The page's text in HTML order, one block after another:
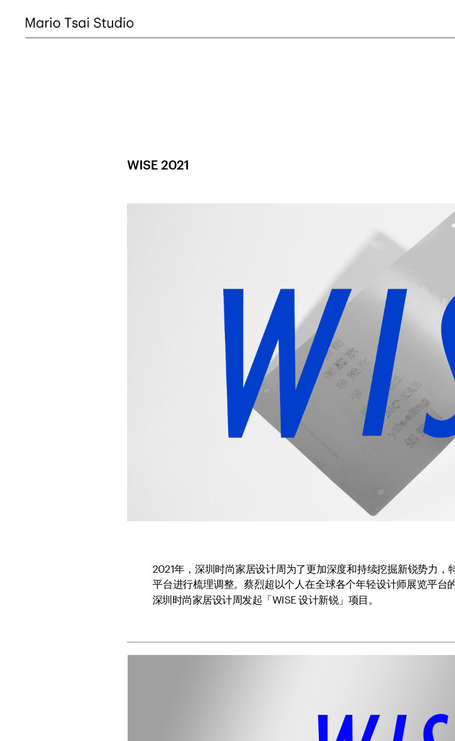
WISE 2021
2021年，深圳时尚家居设计周为了更加深度和持续挖掘新锐势力
平台进行梳理调整。蔡烈超以个人在全球各个年轻设计师展览平台
深圳时尚家居设计周发起「WISE 设计新锐」项目。